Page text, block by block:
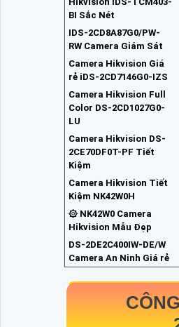
BI Sắc Nét
IDS-2CD8A87G0/PW-
RW Camera Giám Sát
Camera Hikvision Giá
rẻ iDS-2CD7146G0-IZS
Camera Hikvision Full
Color DS-2CD1027G0-
LU
Camera Hikvision DS-
2CE70DF0T-PF Tiết
Kiệm
Camera Hikvision Tiết
Kiệm NK42W0H
۞ NK42W0 Camera
Hikvision Mẫu Đẹp
DS-2DE2C400IW-DE/W
Camera An Ninh Giá rẻ